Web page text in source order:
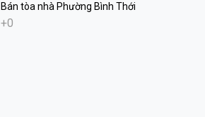
Bán tòa nhà Phường Bình Thới
+0